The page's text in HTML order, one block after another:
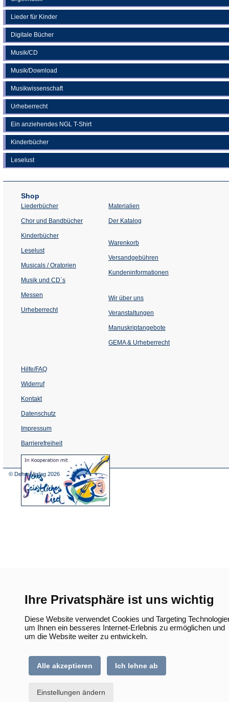
Ihre Privatsphäre ist uns wichtig
Diese Website verwendet Cookies und Targeting
um Ihnen ein besseres Internet-Erlebnis zu ermöglichen und
um die Website weiter zu entwickeln.
Alle akzeptieren Ich lehne ab
Einstellungen ändern
Lieder für Kinder
Digitale Bücher
Musik/CD
Musik/Download
Musikwissenschaft
Urheberrecht
Ein anziehendes NGL T-Shirt
Kinderbücher
Leselust
Shop
Liederbücher
Chor und Bandbücher
Kinderbücher
Leselust
Musicals / Oratorien
Musik und CD´s
Messen
Urheberrecht
Materialien
Der Katalog
Warenkorb
Versandgebühren
Kundeninformationen
Wir über uns
Veranstaltungen
einem
Tab)
Manuskriptangebote
GEMA & Urheberrecht
Hilfe/FAQ
Widerruf
Kontakt
Datenschutz
Impressum
Barrierefreiheit
(Öffnet
in
© Dehm Verlag 2026